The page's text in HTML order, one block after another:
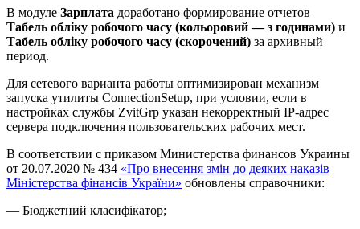
В модуле Зарплата доработано формирование отчетов
Табель обліку робочого часу (кольоровий — з годинами) и
Табель обліку робочого часу (скорочений) за архивный
период.
Для сетевого варианта работы оптимизирован механизм
запуска утилиты ConnectionSetup, при условии, если в
настройках службы ZvitGrp указан некорректный IP-адрес
сервера подключения пользовательских рабочих мест.
В соответствии с приказом Министерства финансов Украины
от 20.07.2020 № 434 «Про внесення змін до деяких наказів
Міністерства фінансів України» обновлены справочники:
— Бюджетний класифікатор;